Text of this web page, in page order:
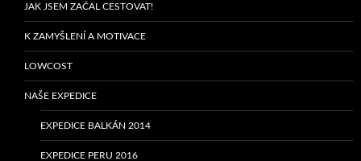
JAK JSEM ZAČAL CESTOVAT!
K ZAMYŠLENÍ A MOTIVACE
LOWCOST
NAŠE EXPEDICE
EXPEDICE BALKÁN 2014
EXPEDICE PERU 2016